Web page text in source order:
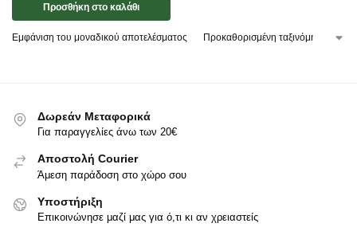
Προσθήκη στο καλάθι
Εμφάνιση του μοναδικού αποτελέσματος
Δωρεάν Μεταφορικά
Για παραγγελίες άνω των 20€
Αποστολή Courier
Άμεση παράδοση στο χώρο σου
Υποστήριξη
Επικοινώνησε μαζί μας για ό,τι κι αν χρειαστείς